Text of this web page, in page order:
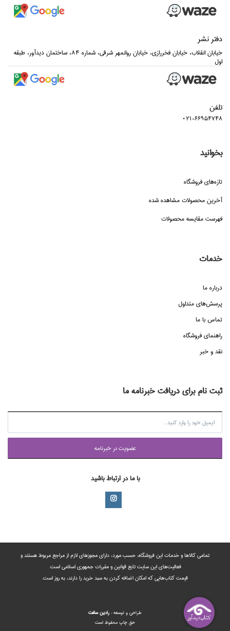
دفتر نشر
خيابان انقلاب، خيابان فخررازي، خيابان روانمهر شرقي، شماره 84، ساختمان ديدآور، طبقه
اول
تلفن
021-66954748
بخوانید
تازه‌هاي فروشگاه
آخرین محصولات مشاهده شده
فهرست مقایسه محصولات
خدمات
درباره ما
پرسش‌هاي متداول
تماس با ما
راهنماي فروشگاه
نقد و خبر
ثبت نام برای دریافت خبرنامه ما
عضويت در خبرنامه
با ما در ارتباط باشید
تمامی‌ کالاها و خدمات این فروشگاه، حسب مورد،‌ دارای مجوزهای لازم از مراجع مربوط هستند ‌و‌‌
فعالیت‌های این سایت تابع قوانین و مقررات جمهوری اسلامی است.
قیمت کتاب‌هایی که امکان اضافه کردن به سبد خرید را دارند،‌ به روز است.
طراحي و توسعه : رادين‌ سافت
حق چاپ محفوظ است